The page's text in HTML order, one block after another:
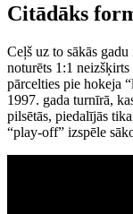
Citādāks
Ceļš uz to sākās
noturēts 1:1
pārcelties pie hokeja
1997. gada turnīrā,
pilsētās, piedalījās
“play-off” izspēle